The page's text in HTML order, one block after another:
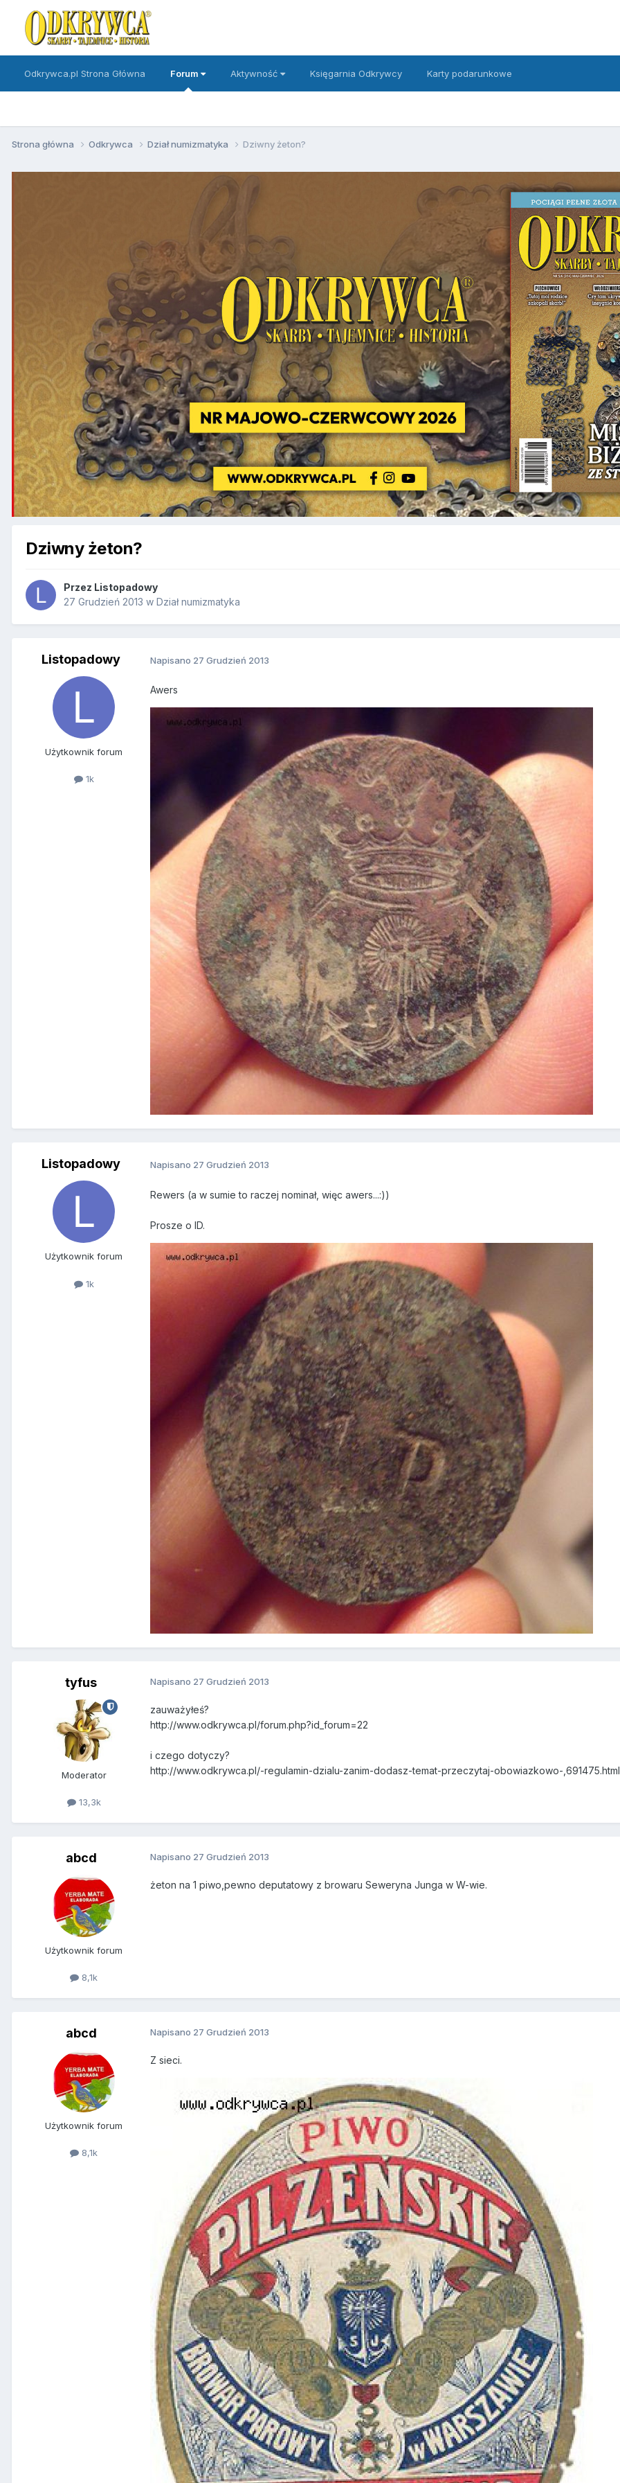
Odkrywca.pl Strona Główna Forum Aktywność Księgarnia Odkrywcy Karty podarunkowe
Strona główna Odkrywca Dział numizmatyka Dziwny żeton?
Dziwny żeton?
Przez Listopadowy
27 Grudzień 2013 w Dział numizmatyka
Listopadowy
Użytkownik forum
1k
Napisano 27 Grudzień 2013
Awers
Listopadowy
Użytkownik forum
1k
Napisano 27 Grudzień 2013
Rewers (a w sumie to raczej nominał, więc awers...:))
Prosze o ID.
tyfus
Moderator
13,3k
Napisano 27 Grudzień 2013
zauważyłeś?
http://www.odkrywca.pl/forum.php?id_forum=22
i czego dotyczy?
http://www.odkrywca.pl/-regulamin-dzialu-zanim-dodasz-temat-przeczytaj-obowiazkowo-
abcd
Użytkownik forum
8,1k
Napisano 27 Grudzień 2013
żeton na 1 piwo,pewno deputatowy z browaru Seweryna Junga w W-wie.
abcd
Użytkownik forum
8,1k
Napisano 27 Grudzień 2013
Z sieci.